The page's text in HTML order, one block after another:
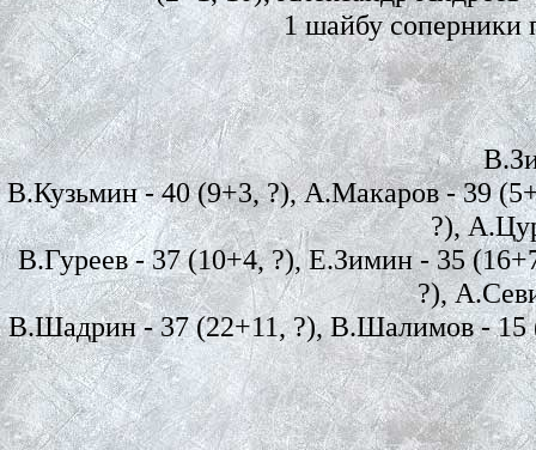
1 шайбу соперники
В.Кузьмин - 40 (9+3, ?), А.Макаров - 39
?),
В.Гуреев - 37 (10+4, ?), Е.Зимин - 35
?),
В.Шадрин - 37 (22+11, ?), В.Шалимов - 15